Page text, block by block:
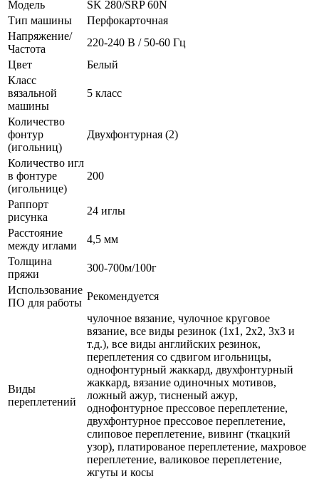
Модель
SK 280/SRP 60N
Тип машины
Перфокарточная
Напряжение/
Частота
220-240 В / 50-60 Гц
Цвет
Белый
Класс
вязальной
машины
5 класс
Количество
фонтур
(игольниц)
Двухфонтурная (2)
Количество игл
в фонтуре
(игольнице)
200
Раппорт
рисунка
24 иглы
Расстояние
между иглами
4,5 мм
Толщина
пряжи
300-700м/100г
Использование
ПО для работы
Рекомендуется
Виды
переплетений
чулочное вязание, чулочное круговое
вязание, все виды резинок (1х1, 2х2, 3х3 и
т.д.), все виды английских резинок,
переплетения со сдвигом игольницы,
однофонтурный жаккард, двухфонтурный
жаккард, вязание одиночных мотивов,
ложный ажур, тисненый ажур,
однофонтурное прессовое переплетение,
двухфонтурное прессовое переплетение,
слиповое переплетение, вивинг (ткацкий
узор), платированое переплетение, махровое
переплетение, валиковое переплетение,
жгуты и косы